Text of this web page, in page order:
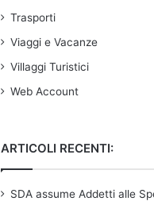
Trasporti
Viaggi e Vacanze
Villaggi Turistici
Web Account
ARTICOLI RECENTI:
SDA assume Addetti alle